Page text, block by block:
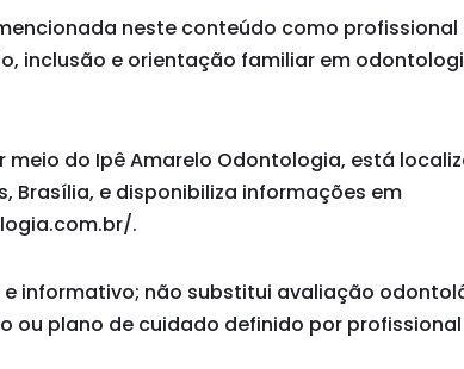
neste conteúdo como
inclusão e orientação familiar em
meio do Ipê Amarelo Odontologia, está
Brasília, e disponibiliza informações em
.
informativo; não substitui avaliação
ou plano de cuidado definido por